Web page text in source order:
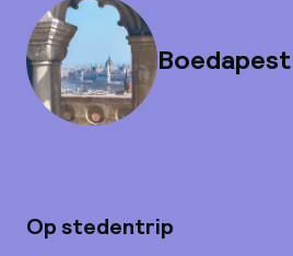
Boedapest
Op stedentrip